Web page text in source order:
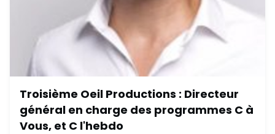
Troisième Oeil Productions : Directeur
général en charge des programmes C à
Vous, et C l'hebdo